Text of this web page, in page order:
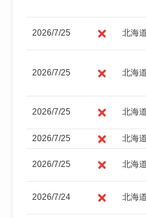
2026/7/25 北海道
2026/7/25 北海道
2026/7/25 北海道
2026/7/25
北海道
2026/7/25 北海道
2026/7/24 北海道